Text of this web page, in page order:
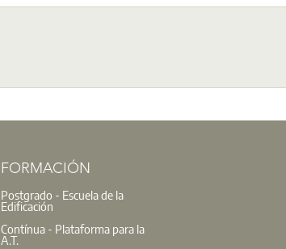
FORMACIÓN
Postgrado - Escuela de la
Edificación
Contínua - Plataforma para la
A.T.